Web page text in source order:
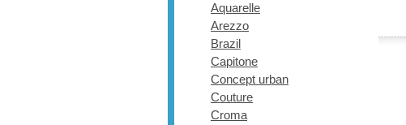
Aquarelle
Arezzo
Brazil
Capitone
Concept urban
Couture
Croma